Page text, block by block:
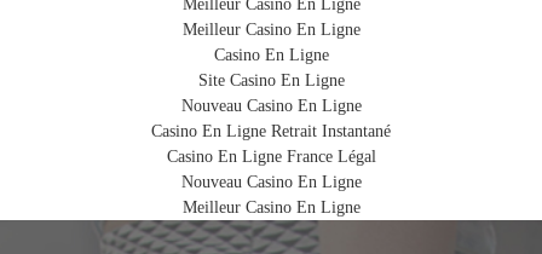
Meilleur Casino En Ligne
Meilleur Casino En Ligne
Casino En Ligne
Site Casino En Ligne
Nouveau Casino En Ligne
Casino En Ligne Retrait Instantané
Casino En Ligne France Légal
Nouveau Casino En Ligne
Meilleur Casino En Ligne